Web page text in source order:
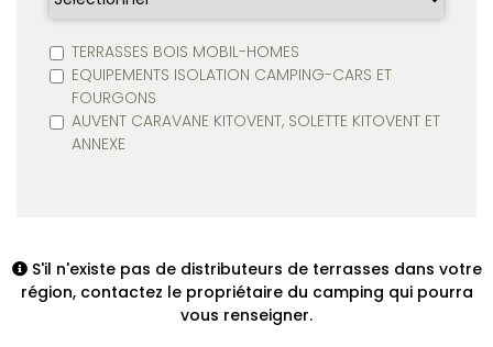
TERRASSES BOIS MOBIL-HOMES
EQUIPEMENTS ISOLATION CAMPING-CARS ET
FOURGONS
AUVENT CARAVANE KITOVENT, SOLETTE KITOVENT ET
ANNEXE
S'il n'existe pas de distributeurs de terrasses dans votre
région, contactez le propriétaire du camping qui pourra
vous renseigner.